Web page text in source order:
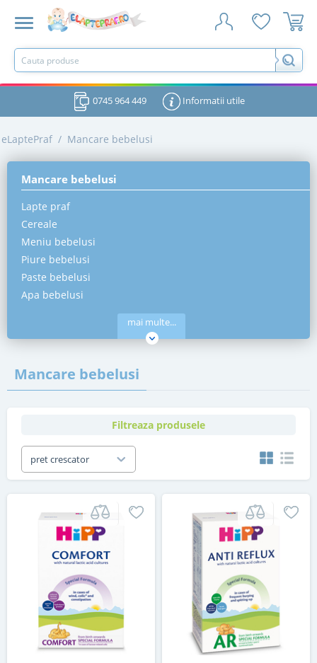
0745 964 449 Informatii utile
eLaptePraf / Mancare bebelusi
Mancare bebelusi
Lapte praf
Cereale
Meniu bebelusi
Piure bebelusi
Paste bebelusi
Apa bebelusi
mai multe...
Mancare bebelusi
Filtreaza produsele
pret crescator